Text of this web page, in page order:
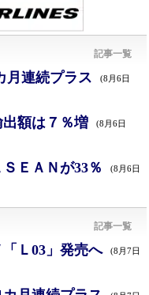
記事一覧
月連続プラス (8月6日
出額は７％増 (8月6日
ＥＡＮが33％ (8月6日
記事一覧
Ｌ03」発売へ (8月7日